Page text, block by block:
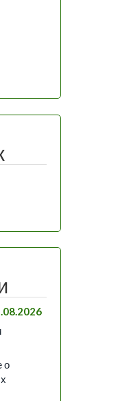
о